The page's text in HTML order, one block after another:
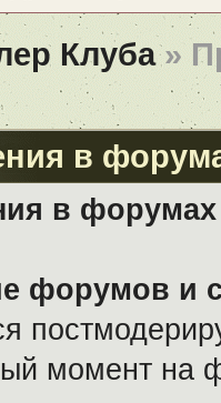
Клуба»
в
в
форумов и
момент на